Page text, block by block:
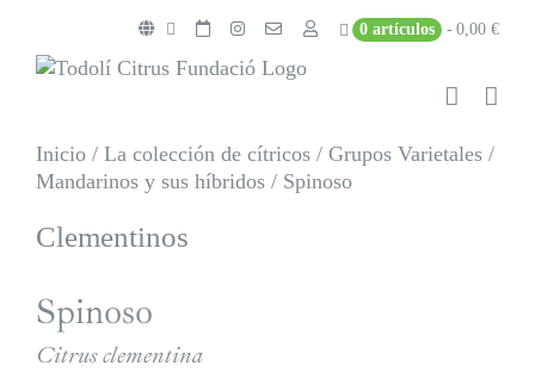
contenido
0 artículos 0,00 €
Inicio / La colección de cítricos / Grupos Varietales /
Mandarinos y sus híbridos / Spinoso
Clementinos
Spinoso
Citrus clementina